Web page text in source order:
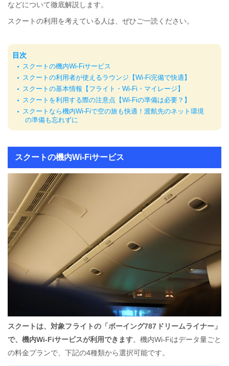
などについて徹底解説します。
スクートの利用を考えている人は、ぜひご一読ください。
目次
スクートの機内Wi-Fiサービス
スクートの利用者が使えるラウンジ【Wi-Fi完備で快適】
スクートの基本情報【フライト・Wi-Fi・マイレージ】
スクートを利用する際の注意点【Wi-Fiの準備は必要？】
スクートなら機内Wi-Fiで空の旅も快適！渡航先のネット環境
の準備も忘れずに
スクートの機内Wi-Fiサービス
スクートは、対象フライトの「ボーイング787ドリームライナー」
で、機内Wi-Fiサービスが利用できます。機内Wi-Fiはデータ量ごと
の料金プランで、下記の4種類から選択可能です。